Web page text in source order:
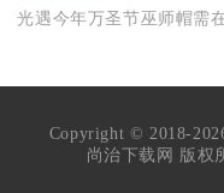
Copyright © 2018-
尚治下载网 版权